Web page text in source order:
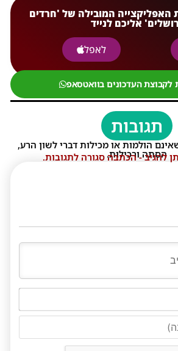
האפליקצייה המובילה של 'חרדים
אליכם לנייד
לאפל
לקבוצת העדכונים בוואטסאפ
תגובות
הולמות או מכילות דברי לשון הרע,
הסתה ורכילות.
להגיב - הכתבה סגורה לתגובות.
שם*